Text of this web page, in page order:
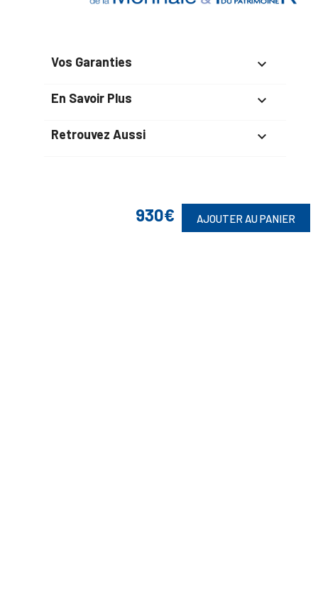
930€ AJOUTER AU PANIER
Vos Garanties 
En Savoir Plus 
Retrouvez Aussi 
Suivez-Nous